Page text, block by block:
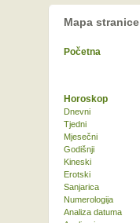
Mapa stranice
Početna
Horoskop
Dnevni
Tjedni
Mjesečni
Godišnji
Kineski
Erotski
Sanjarica
Numerologija
Analiza datuma